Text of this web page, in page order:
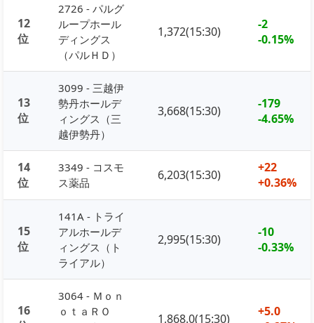
12
位
2726 - パルグ
ループホール
ディングス
（パルＨＤ）
1,372(15:30)
-2
-0.15%
13
位
3099 - 三越伊
勢丹ホールデ
ィングス（三
越伊勢丹）
3,668(15:30)
-179
-4.65%
14
位
3349 - コスモ
ス薬品
6,203(15:30)
+22
+0.36%
15
位
141A - トライ
アルホールデ
ィングス（ト
ライアル）
2,995(15:30)
-10
-0.33%
16
3064 - Ｍｏｎ
ｏｔａＲＯ
1,868.0(15:30)
+5.0